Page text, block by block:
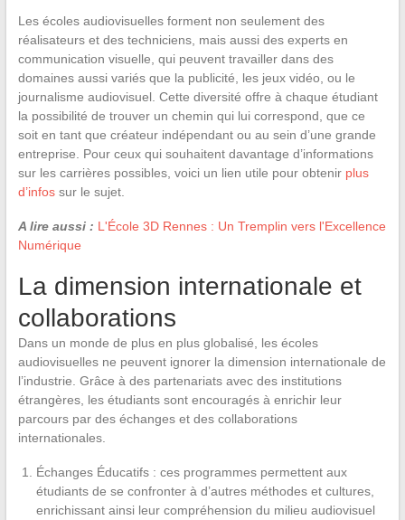
Les écoles audiovisuelles forment non seulement des
réalisateurs et des techniciens, mais aussi des experts en
communication visuelle, qui peuvent travailler dans des
domaines aussi variés que la publicité, les jeux vidéo, ou le
journalisme audiovisuel. Cette diversité offre à chaque étudiant
la possibilité de trouver un chemin qui lui correspond, que ce
soit en tant que créateur indépendant ou au sein d’une grande
entreprise. Pour ceux qui souhaitent davantage d’informations
sur les carrières possibles, voici un lien utile pour obtenir plus
d’infossur le sujet.
A lire aussi : L'École 3D Rennes : Un Tremplin vers l'Excellence
Numérique
La dimension internationale et
collaborations
Dans un monde de plus en plus globalisé, les écoles
audiovisuelles ne peuvent ignorer la dimension internationale de
l’industrie. Grâce à des partenariats avec des institutions
étrangères, les étudiants sont encouragés à enrichir leur
parcours par des échanges et des collaborations
internationales.
Échanges Éducatifs : ces programmes permettent aux
étudiants de se confronter à d’autres méthodes et cultures,
enrichissant ainsi leur compréhension du milieu audiovisuel